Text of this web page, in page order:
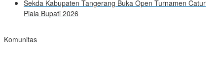
Sekda Kabupaten Tangerang Buka Open Turnamen Catur
Piala Bupati 2026
Komunitas